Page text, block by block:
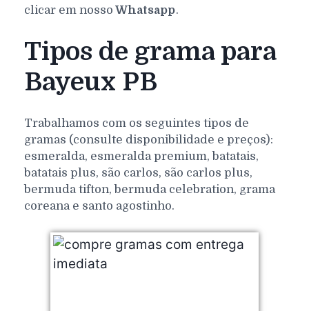
clicar em nosso Whatsapp.
Tipos de grama para
Bayeux PB
Trabalhamos com os seguintes tipos de
gramas (consulte disponibilidade e preços):
esmeralda, esmeralda premium, batatais,
batatais plus, são carlos, são carlos plus,
bermuda tifton, bermuda celebration, grama
coreana e santo agostinho.